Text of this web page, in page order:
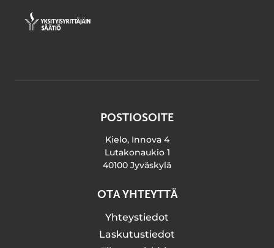
POSTIOSOITE
Kielo, Innova 4
Lutakonaukio 1
40100 Jyväskylä
OTA YHTEYTTÄ
Yhteystiedot
Laskutustiedot